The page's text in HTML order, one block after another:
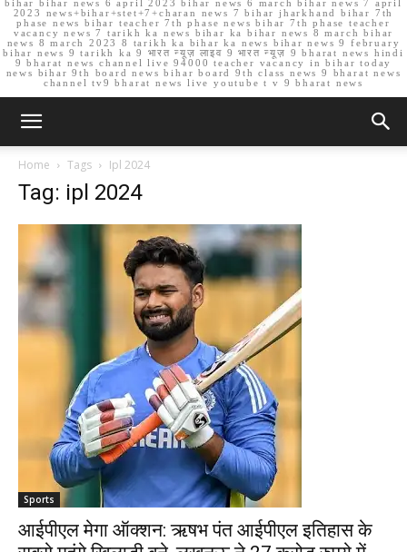
bihar bihar news 6 april 2023 bihar news 6 march bihar news 7 april
2023 news+bihar+stet+7+charan news 7 bihar jharkhand bihar 7th
phase news bihar teacher 7th phase news bihar 7th phase teacher
vacancy news 7 tarikh ka news bihar ka bihar news 8 march bihar
news 8 march 2023 8 tarikh ka bihar ka news bihar news 9 february
bihar news 9 tarikh ka 9 भारत न्यूज़ लाइव 9 भारत न्यूज़ 9 bharat news hindi
9 bharat news channel live 94000 teacher vacancy in bihar today
news bihar 9th board news bihar board 9th class news 9 bharat news
channel tv9 bharat news live youtube t v 9 bharat news
Home Tags Ipl 2024
Tag: ipl 2024
Sports
आईपीएल मेगा ऑक्शन: ऋषभ पंत आईपीएल इतिहास के